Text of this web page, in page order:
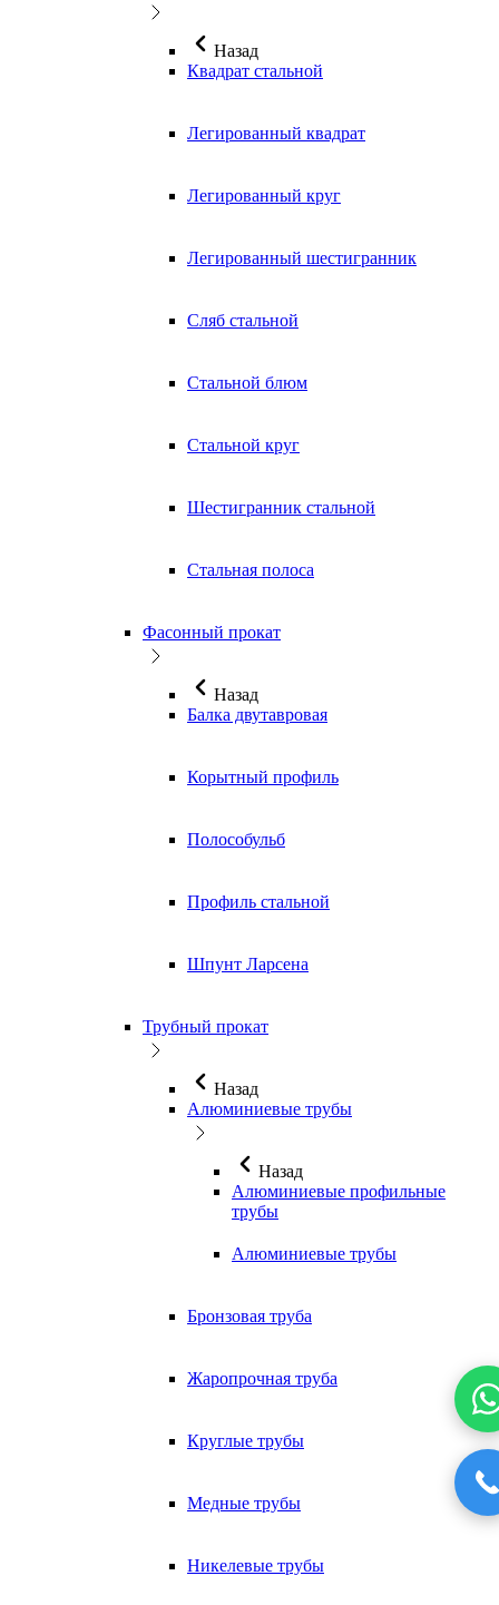
Назад
Квадрат стальной
Легированный квадрат
Легированный круг
Легированный шестигранник
Сляб стальной
Стальной блюм
Стальной круг
Шестигранник стальной
Стальная полоса
Фасонный прокат
Назад
Балка двутавровая
Корытный профиль
Полособульб
Профиль стальной
Шпунт Ларсена
Трубный прокат
Назад
Алюминиевые трубы
Назад
Алюминиевые профильные
трубы
Алюминиевые трубы
Бронзовая труба
Жаропрочная труба
Круглые трубы
Медные трубы
Никелевые трубы